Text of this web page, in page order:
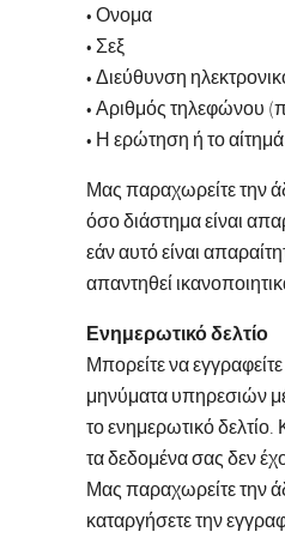
• Ονομα
• Σεξ
• Διεύθυνση
• Αριθμός τηλεφώνου
• Η ερώτηση ή το
Μας παραχωρείτε την
όσο διάστημα είναι
εάν αυτό είναι
απαντηθεί
Ενημερωτικό δελτίο
Μπορείτε να
μηνύματα υπηρεσιών
το ενημερωτικό
τα δεδομένα σας δεν
Μας παραχωρείτε την
καταργήσετε την